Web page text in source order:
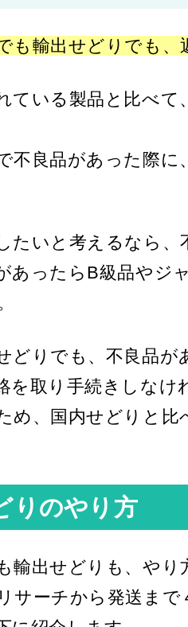
も輸出せどりでも、
ている製品と比べ
不良品があった際
たいと考えるなら
あったらB級品やジ
どりでも、不良品
を取り手続きしな
め、国内せどりと
りのやり方
輸出せどりも、やり
サーチから発送ま